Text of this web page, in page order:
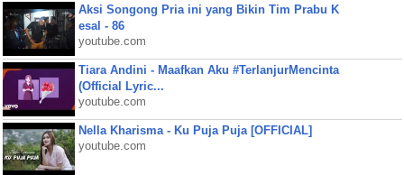
Aksi Songong Pria ini yang Bikin Tim Prabu K
esal - 86
youtube.com
Tiara Andini - Maafkan Aku #TerlanjurMencinta
(Official Lyric...
youtube.com
Nella Kharisma - Ku Puja Puja [OFFICIAL]
youtube.com